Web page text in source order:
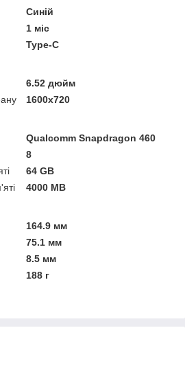
Синій
1 міс
Type-C
6.52 дюйм
1600x720
Qualcomm Snapdragon 460
8
64 GB
4000 MB
164.9 мм
75.1 мм
8.5 мм
188 г